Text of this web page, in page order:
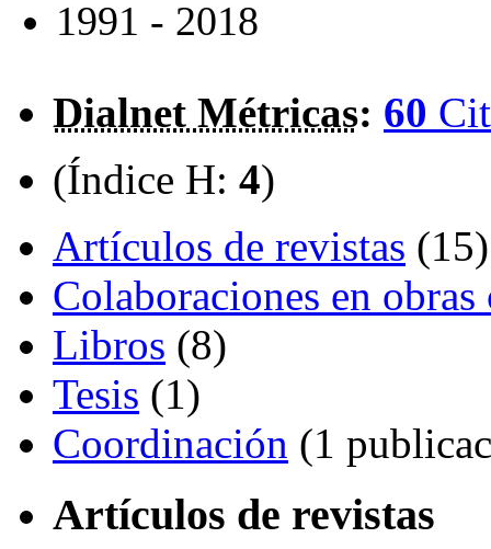
1991 - 2018
Dialnet Métricas: 60
(Índice H: 4)
Artículos de revistas (15)
Colaboraciones en
Libros (8)
Tesis (1)
Coordinación (1
Artículos de revistas